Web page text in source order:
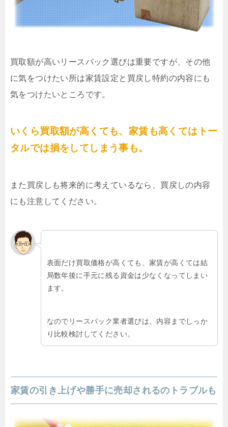
買取額が高いリースバック選びは重要ですが、その他
に気をつけたい所は家賃設定と買戻し特約の内容にも
気をつけたいところです。
いくら買取額が高くても、家賃も高くてはトー
タルでは損をしてしまう事も。
また買戻しも将来的に考えているなら、買戻しの内容
にも注意してください。
表面だけ買取価格が高くても、家賃が高くては結
局数年後に手元に残る資金は少なくなってしまい
ます。
なのでリースバック業者選びは、内容までしっか
り比較検討してください。
家賃の引き上げや勝手に売却されるのトラブルも